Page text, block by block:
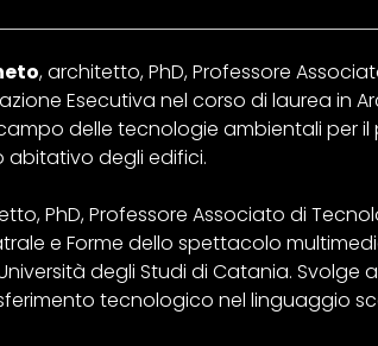
, architetto, PhD, Professore
Esecutiva nel corso di laurea in
delle tecnologie ambientali per
abitativo degli edifici.
PhD, Professore Associato di
e Forme dello spettacolo
degli Studi di Catania.
tecnologico nel linguaggio